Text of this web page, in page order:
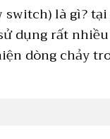
switch) là gì?
dụng rất
dòng chảy